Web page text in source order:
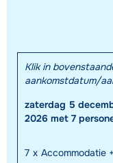
Klik in
aankomstdatum/
zaterdag 5
2026 met 7
7 x Accommodatie